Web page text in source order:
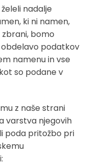
nadalje
ki ni namen,
bomo
podatkov
namenu in vse
so podane v
z naše strani
varstva njegovih
poda pritožbo pri